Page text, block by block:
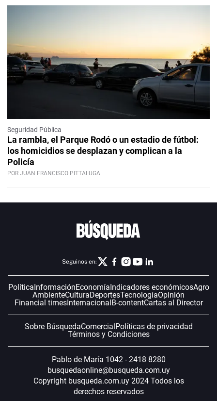
Seguridad Pública
La rambla, el Parque Rodó o un estadio de fútbol:
los homicidios se desplazan y complican a la
Policía
POR JUAN FRANCISCO PITTALUGA
Seguinos en:
Política InformaciónEconomía Indicadores económicosAgro
AmbienteCulturaDeportesTecnologíaOpinión
Financial timesInternacional B-contentCartas al Director
Sobre BúsquedaComercial Políticas de privacidad
Términos y Condiciones
Pablo de María 1042 - 2418 8280
busquedaonline@busqueda.com.uy
Copyright busqueda.com.uy 2024 Todos los
derechos reservados